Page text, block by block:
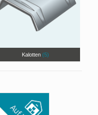
Kalotten(5)